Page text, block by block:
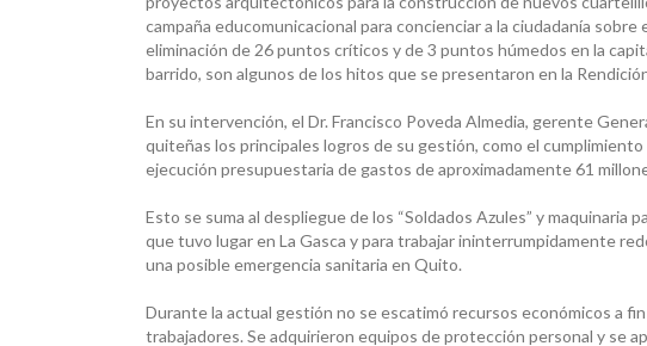
campaña educomunicacional para concienciar a la ciudadanía
eliminación de 26 puntos críticos y de 3 puntos húmedos en la
barrido, son algunos de los hitos que se presentaron en la
En su intervención, el Dr. Francisco Poveda Almedia, gerente
quiteñas los principales logros de su gestión, como el
ejecución presupuestaria de gastos de aproximadamente 61
Esto se suma al despliegue de los “Soldados Azules” y maquinaria
que tuvo lugar en La Gasca y para trabajar ininterrumpidamente
una posible emergencia sanitaria en Quito.
Durante la actual gestión no se escatimó recursos económicos a
trabajadores. Se adquirieron equipos de protección personal y se